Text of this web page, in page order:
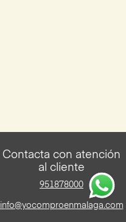
Contacta con atención
al cliente
951878000
info@yocomproenmalaga.com